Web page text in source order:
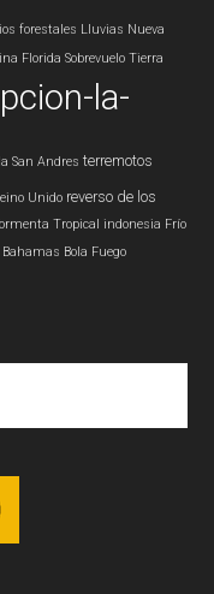
forestales Lluvias Nueva
Florida Sobrevuelo Tierra
la-
San Andres terremotos
Unido reverso de los
Tropical indonesia Frío
Bahamas Bola Fuego